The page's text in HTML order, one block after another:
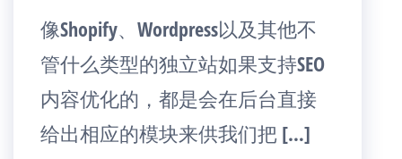
像Shopify、Wordpress以及其他不
管什么类型的独立站如果支持SEO
内容优化的，都是会在后台直接
给出相应的模块来供我们把 […]